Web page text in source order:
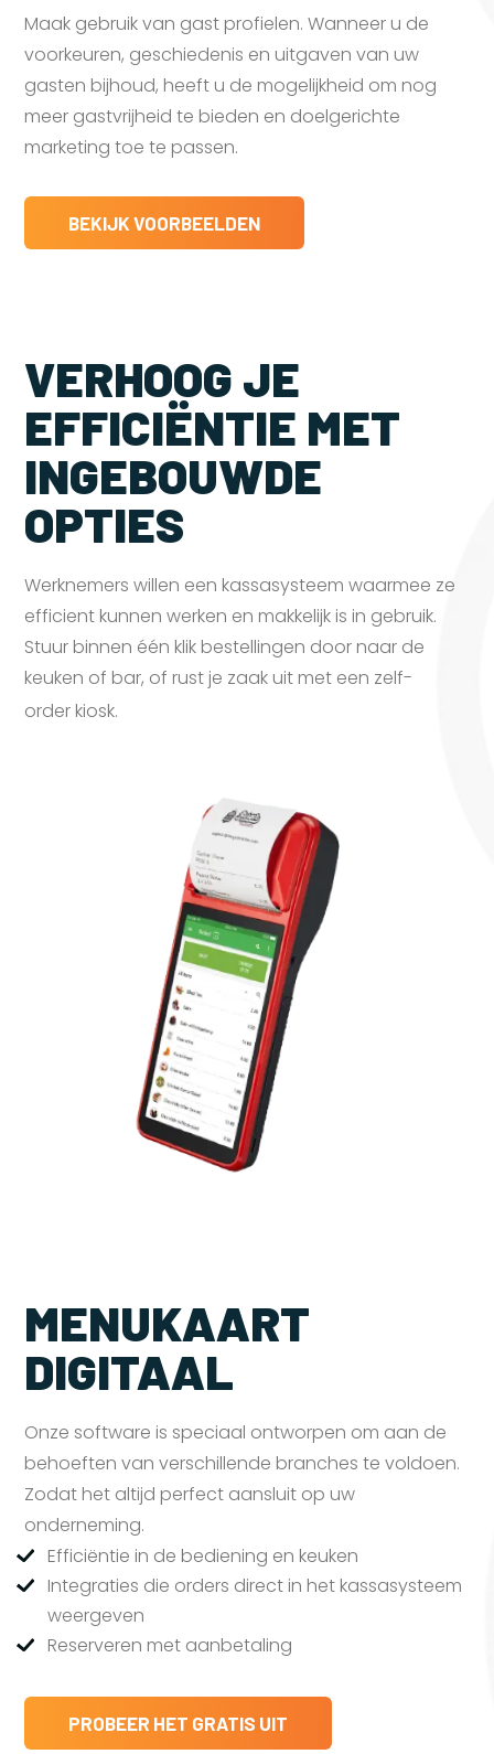
Maak gebruik van gast profielen. Wanneer u de
voorkeuren, geschiedenis en uitgaven van uw
gasten bijhoud, heeft u de mogelijkheid om nog
meer gastvrijheid te bieden en doelgerichte
marketing toe te passen.
BEKIJK VOORBEELDEN
VERHOOG JE
EFFICIËNTIE MET
INGEBOUWDE
OPTIES
Werknemers willen een kassasysteem waarmee ze
efficient kunnen werken en makkelijk is in gebruik.
Stuur binnen één klik bestellingen door naar de
keuken of bar, of rust je zaak uit met een zelf-
order kiosk.
MENUKAART
DIGITAAL
Onze software is speciaal ontworpen om aan de
behoeften van verschillende branches te voldoen.
Zodat het altijd perfect aansluit op uw
onderneming.
Efficiëntie in de bediening en keuken
Integraties die orders direct in het kassasysteem
weergeven
Reserveren met aanbetaling
PROBEER HET GRATIS UIT